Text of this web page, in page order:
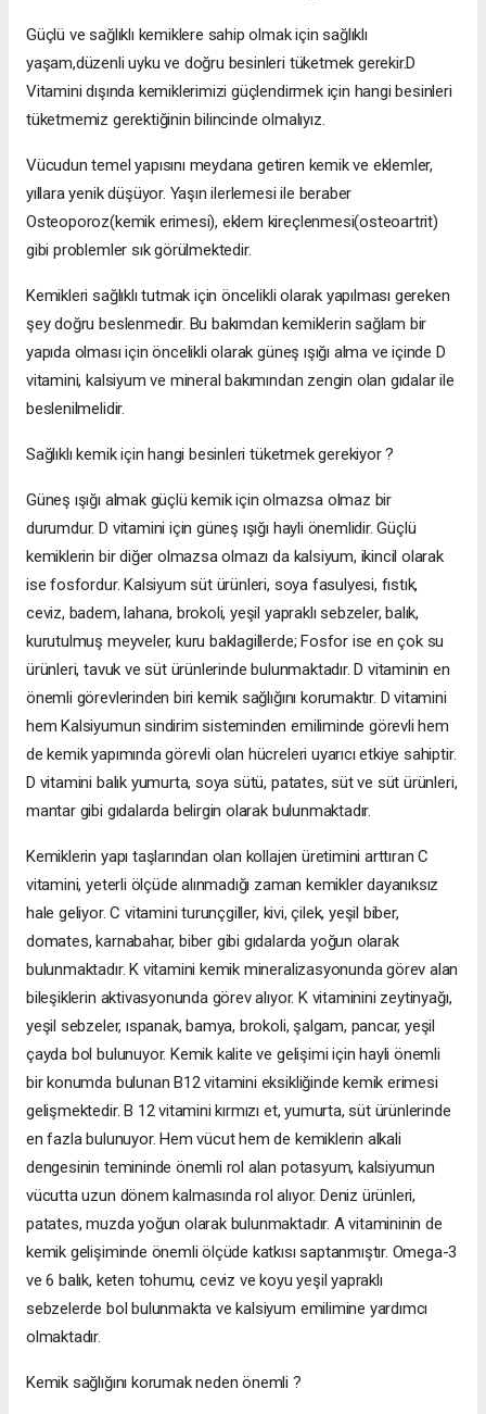
Güçlü ve sağlıklı kemiklere sahip olmak için sağlıklı
yaşam,düzenli uyku ve doğru besinleri tüketmek gerekir.D
Vitamini dışında kemiklerimizi güçlendirmek için hangi besinleri
tüketmemiz gerektiğinin bilincinde olmalıyız.
Vücudun temel yapısını meydana getiren kemik ve eklemler,
yıllara yenik düşüyor. Yaşın ilerlemesi ile beraber
Osteoporoz(kemik erimesi), eklem kireçlenmesi(osteoartrit)
gibi problemler sık görülmektedir.
Kemikleri sağlıklı tutmak için öncelikli olarak yapılması gereken
şey doğru beslenmedir. Bu bakımdan kemiklerin sağlam bir
yapıda olması için öncelikli olarak güneş ışığı alma ve içinde D
vitamini, kalsiyum ve mineral bakımından zengin olan gıdalar ile
beslenilmelidir.
Sağlıklı kemik için hangi besinleri tüketmek gerekiyor ?
Güneş ışığı almak güçlü kemik için olmazsa olmaz bir
durumdur. D vitamini için güneş ışığı hayli önemlidir. Güçlü
kemiklerin bir diğer olmazsa olmazı da kalsiyum, ikincil olarak
ise fosfordur. Kalsiyum süt ürünleri, soya fasulyesi, fıstık,
ceviz, badem, lahana, brokoli, yeşil yapraklı sebzeler, balık,
kurutulmuş meyveler, kuru baklagillerde; Fosfor ise en çok su
ürünleri, tavuk ve süt ürünlerinde bulunmaktadır. D vitaminin en
önemli görevlerinden biri kemik sağlığını korumaktır. D vitamini
hem Kalsiyumun sindirim sisteminden emiliminde görevli hem
de kemik yapımında görevli olan hücreleri uyarıcı etkiye sahiptir.
D vitamini balık yumurta, soya sütü, patates, süt ve süt ürünleri,
mantar gibi gıdalarda belirgin olarak bulunmaktadır.
Kemiklerin yapı taşlarından olan kollajen üretimini arttıran C
vitamini, yeterli ölçüde alınmadığı zaman kemikler dayanıksız
hale geliyor. C vitamini turunçgiller, kivi, çilek, yeşil biber,
domates, karnabahar, biber gibi gıdalarda yoğun olarak
bulunmaktadır. K vitamini kemik mineralizasyonunda görev alan
bileşiklerin aktivasyonunda görev alıyor. K vitaminini zeytinyağı,
yeşil sebzeler, ıspanak, bamya, brokoli, şalgam, pancar, yeşil
çayda bol bulunuyor. Kemik kalite ve gelişimi için hayli önemli
bir konumda bulunan B12 vitamini eksikliğinde kemik erimesi
gelişmektedir. B 12 vitamini kırmızı et, yumurta, süt ürünlerinde
en fazla bulunuyor. Hem vücut hem de kemiklerin alkali
dengesinin temininde önemli rol alan potasyum, kalsiyumun
vücutta uzun dönem kalmasında rol alıyor. Deniz ürünleri,
patates, muzda yoğun olarak bulunmaktadır. A vitamininin de
kemik gelişiminde önemli ölçüde katkısı saptanmıştır. Omega-3
ve 6 balık, keten tohumu, ceviz ve koyu yeşil yapraklı
sebzelerde bol bulunmakta ve kalsiyum emilimine yardımcı
olmaktadır.
Kemik sağlığını korumak neden önemli ?